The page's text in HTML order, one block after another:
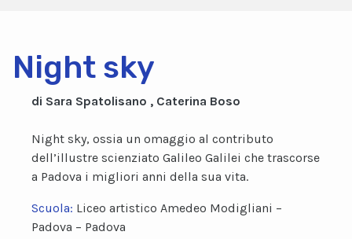
Night sky
di Sara Spatolisano , Caterina Boso
Night sky, ossia un omaggio al contributo
dell’illustre scienziato Galileo Galilei che trascorse
a Padova i migliori anni della sua vita.
Scuola: Liceo artistico Amedeo Modigliani –
Padova – Padova